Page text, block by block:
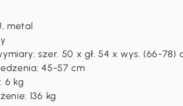
metal
szer. 50 x gł. 54 x wys. (66-78)
45-57 cm
6 kg
136 kg